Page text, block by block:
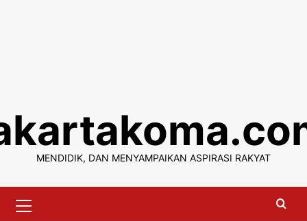
content
MENDIDIK, DAN MENYAMPAIKAN ASPIRASI RAKYAT
Menu